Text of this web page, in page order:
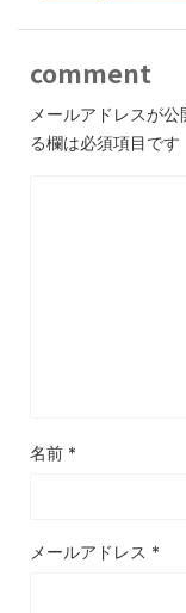
comment
メールアドレスが公
る欄は必須項目です
名前 *
メールアドレス *